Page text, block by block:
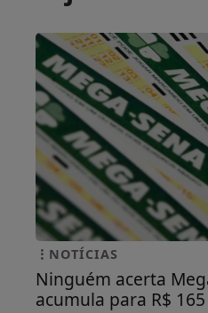
NOTÍCIAS
Ninguém acerta
acumula para R$